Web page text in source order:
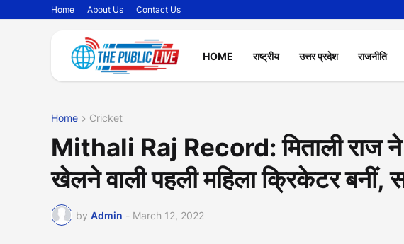
Home About Us Contact Us
HOME राष्ट्रीय उत्तर प्रदेश राजनीति
Home Cricket
Mithali Raj Record: मिताली राज ने
खेलने वाली पहली महिला क्रिकेटर बनीं,
by Admin - March 12, 2022